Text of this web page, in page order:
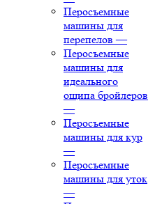
Перосъемные
машины для
перепелов —
Перосъемные
машины для
идеального
ощипа бройлеров
—
Перосъемные
машины для кур
—
Перосъемные
машины для уток
—